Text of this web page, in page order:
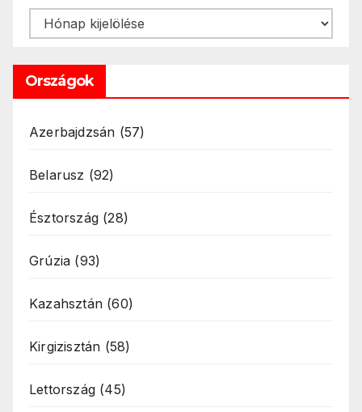
Archívum
Országok
Azerbajdzsán (57)
Belarusz (92)
Észtország (28)
Grúzia (93)
Kazahsztán (60)
Kirgizisztán (58)
Lettország (45)